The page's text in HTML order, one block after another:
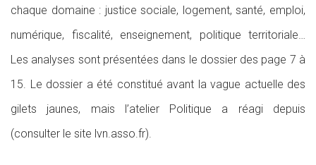
chaque domaine : justice sociale, logement, santé, emploi,
numérique, fiscalité, enseignement, politique territoriale…
Les analyses sont présentées dans le dossier des page 7 à
15. Le dossier a été constitué avant la vague actuelle des
gilets jaunes, mais l’atelier Politique a réagi depuis
(consulter le site lvn.asso.fr).